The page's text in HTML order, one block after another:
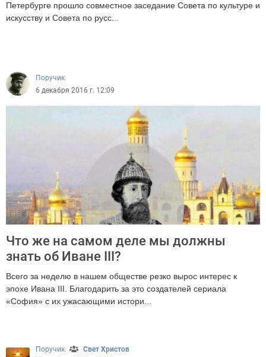
Петербурге прошло совместное заседание Совета по культуре и
искусству и Совета по русс...
Поручик
6 декабря 2016 г. 12:09
Что же на самом деле мы должны
знать об Иване III?
Всего за неделю в нашем обществе резко вырос интерес к
эпохе Ивана III. Благодарить за это создателей сериала
«София» с их ужасающими истори...
Поручик
Свет Христов